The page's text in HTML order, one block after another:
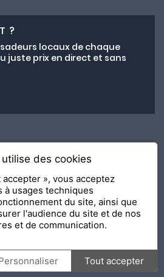
?
locaux de chaque
juste prix en direct et sans
lemeilleurchezvous.com
Ambassadeurs Présentation
Vous, édité parAPI & YOU| Agence
Editeur de la solution Console
Shop and Go
Mentions légales
des cookies
des cookies
», vous acceptez
à usages techniques
du site, ainsi que
l'audience du site et de nos
et de communication.
Tout accepter